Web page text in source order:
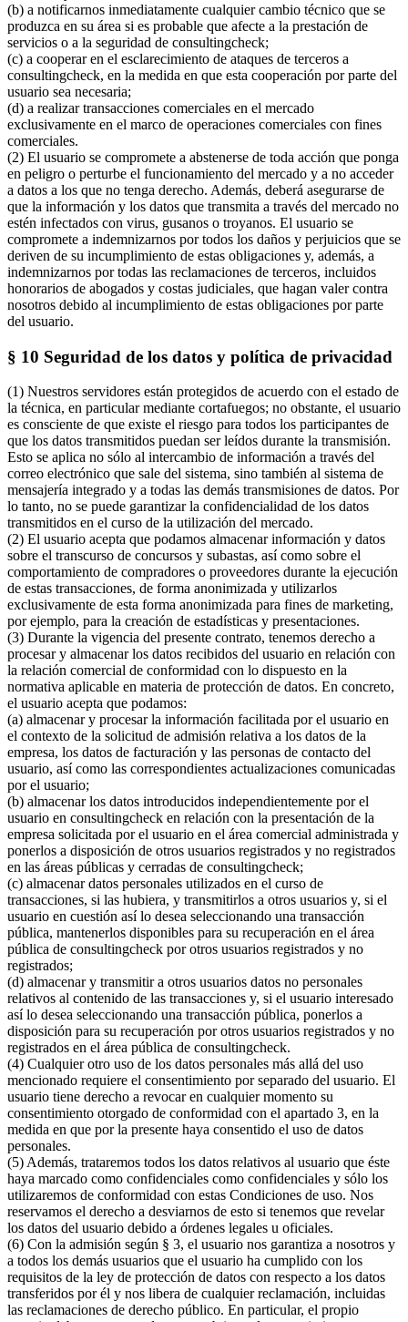
(b) a notificarnos inmediatamente cualquier cambio técnico que se
produzca en su área si es probable que afecte a la prestación de
servicios o a la seguridad de consultingcheck;
(c) a cooperar en el esclarecimiento de ataques de terceros a
consultingcheck, en la medida en que esta cooperación por parte del
usuario sea necesaria;
(d) a realizar transacciones comerciales en el mercado
exclusivamente en el marco de operaciones comerciales con fines
comerciales.
(2) El usuario se compromete a abstenerse de toda acción que ponga
en peligro o perturbe el funcionamiento del mercado y a no acceder
a datos a los que no tenga derecho. Además, deberá asegurarse de
que la información y los datos que transmita a través del mercado no
estén infectados con virus, gusanos o troyanos. El usuario se
compromete a indemnizarnos por todos los daños y perjuicios que se
deriven de su incumplimiento de estas obligaciones y, además, a
indemnizarnos por todas las reclamaciones de terceros, incluidos
honorarios de abogados y costas judiciales, que hagan valer contra
nosotros debido al incumplimiento de estas obligaciones por parte
del usuario.
§ 10 Seguridad de los datos y política de privacidad
(1) Nuestros servidores están protegidos de acuerdo con el estado de
la técnica, en particular mediante cortafuegos; no obstante, el usuario
es consciente de que existe el riesgo para todos los participantes de
que los datos transmitidos puedan ser leídos durante la transmisión.
Esto se aplica no sólo al intercambio de información a través del
correo electrónico que sale del sistema, sino también al sistema de
mensajería integrado y a todas las demás transmisiones de datos. Por
lo tanto, no se puede garantizar la confidencialidad de los datos
transmitidos en el curso de la utilización del mercado.
(2) El usuario acepta que podamos almacenar información y datos
sobre el transcurso de concursos y subastas, así como sobre el
comportamiento de compradores o proveedores durante la ejecución
de estas transacciones, de forma anonimizada y utilizarlos
exclusivamente de esta forma anonimizada para fines de marketing,
por ejemplo, para la creación de estadísticas y presentaciones.
(3) Durante la vigencia del presente contrato, tenemos derecho a
procesar y almacenar los datos recibidos del usuario en relación con
la relación comercial de conformidad con lo dispuesto en la
normativa aplicable en materia de protección de datos. En concreto,
el usuario acepta que podamos:
(a) almacenar y procesar la información facilitada por el usuario en
el contexto de la solicitud de admisión relativa a los datos de la
empresa, los datos de facturación y las personas de contacto del
usuario, así como las correspondientes actualizaciones comunicadas
por el usuario;
(b) almacenar los datos introducidos independientemente por el
usuario en consultingcheck en relación con la presentación de la
empresa solicitada por el usuario en el área comercial administrada y
ponerlos a disposición de otros usuarios registrados y no registrados
en las áreas públicas y cerradas de consultingcheck;
(c) almacenar datos personales utilizados en el curso de
transacciones, si las hubiera, y transmitirlos a otros usuarios y, si el
usuario en cuestión así lo desea seleccionando una transacción
pública, mantenerlos disponibles para su recuperación en el área
pública de consultingcheck por otros usuarios registrados y no
registrados;
(d) almacenar y transmitir a otros usuarios datos no personales
relativos al contenido de las transacciones y, si el usuario interesado
así lo desea seleccionando una transacción pública, ponerlos a
disposición para su recuperación por otros usuarios registrados y no
registrados en el área pública de consultingcheck.
(4) Cualquier otro uso de los datos personales más allá del uso
mencionado requiere el consentimiento por separado del usuario. El
usuario tiene derecho a revocar en cualquier momento su
consentimiento otorgado de conformidad con el apartado 3, en la
medida en que por la presente haya consentido el uso de datos
personales.
(5) Además, trataremos todos los datos relativos al usuario que éste
haya marcado como confidenciales como confidenciales y sólo los
utilizaremos de conformidad con estas Condiciones de uso. Nos
reservamos el derecho a desviarnos de esto si tenemos que revelar
los datos del usuario debido a órdenes legales u oficiales.
(6) Con la admisión según § 3, el usuario nos garantiza a nosotros y
a todos los demás usuarios que el usuario ha cumplido con los
requisitos de la ley de protección de datos con respecto a los datos
transferidos por él y nos libera de cualquier reclamación, incluidas
las reclamaciones de derecho público. En particular, el propio